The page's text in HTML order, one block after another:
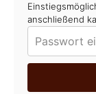
anschließend